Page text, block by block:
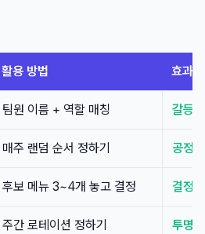
활용 방법 효과
팀원 이름 + 역할 매칭 갈등
매주 랜덤 순서 정하기 공정
후보 메뉴 3~4개 놓고 결정 결정
주간 로테이션 정하기 투명